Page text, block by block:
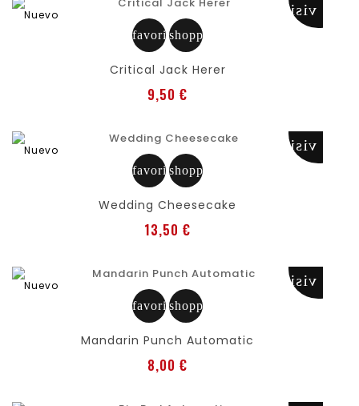
Nuevo
favoriteshopping_cart
visibility
Critical Jack Herer
9,50 €
Nuevo
favoriteshopping_cart
visibility
Wedding Cheesecake
13,50 €
Nuevo
favoriteshopping_cart
visibility
Mandarin Punch Automatic
8,00 €